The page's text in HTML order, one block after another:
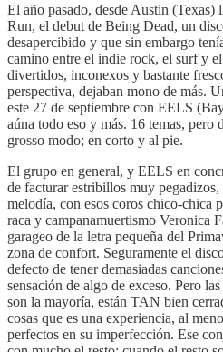
El año pasado, desde Austin (Texas)
Run, el debut de Being Dead, un
desapercibido y que sin embargo
camino entre el indie rock, el surf y
divertidos, inconexos y bastante
perspectiva, dejaban mono de más.
este 27 de septiembre con EELS
aúna todo eso y más. 16 temas, pero
grosso modo; en corto y al pie.
El grupo en general, y EELS en
de facturar estribillos muy
melodía, con esos coros chico-chica
raca y campanamuertismo Veronica
garageo de la letra pequeña del
zona de confort. Seguramente el
defecto de tener demasiadas
sensación de algo de exceso. Pero
son la mayoría, están TAN bien
cosas que es una experiencia, al
perfectos en su imperfección. Ese